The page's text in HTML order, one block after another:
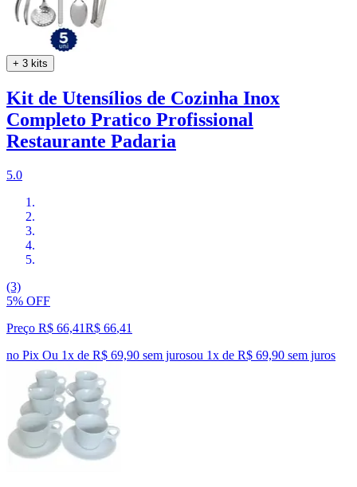
+ 3 kits
Kit de Utensílios de Cozinha Inox
Completo Pratico Profissional
Restaurante Padaria
5.0
(3)
5% OFF
Preço R$ 66,41R$ 66,41
no Pix Ou 1x de R$ 69,90 sem jurosou 1x de R$ 69,90 sem juros